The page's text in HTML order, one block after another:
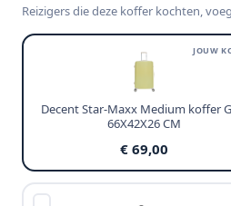
Reizigers die deze koffer kochten,
JOUW
Decent Star-Maxx Medium koffer
66X42X26 CM
€ 69,00